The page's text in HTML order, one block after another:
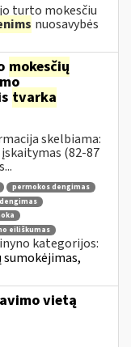
turto mokesčiu
nuosavybės
mokesčių
tvarka
skelbiama:
(82-87
permokos dengimas
eiliškumas
kategorijos:
sumokėjimas,
vietą